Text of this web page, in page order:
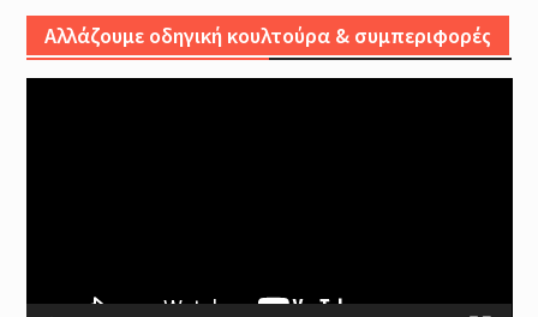
Αλλάζουμε οδηγική κουλτούρα & συμπεριφορές